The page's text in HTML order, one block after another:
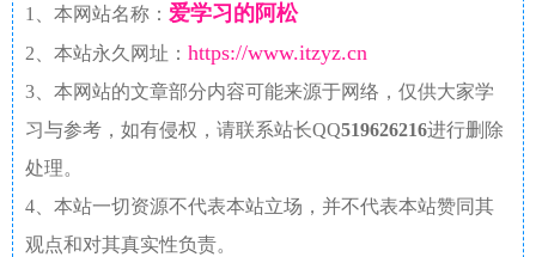
1、本网站名称： 爱学习的阿松
2、本站永久网址： https://www.itzyz.cn
3、本网站的文章部分内容可能来源于网络，仅供大家学
习与参考，如有侵权，请联系站长QQ519626216进行删除
处理。
4、本站一切资源不代表本站立场，并不代表本站赞同其
观点和对其真实性负责。